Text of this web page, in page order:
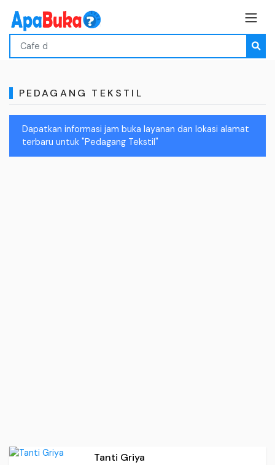
PEDAGANG TEKSTIL
Dapatkan informasi jam buka layanan dan lokasi alamat
terbaru untuk "Pedagang Tekstil"
Tanti Griya